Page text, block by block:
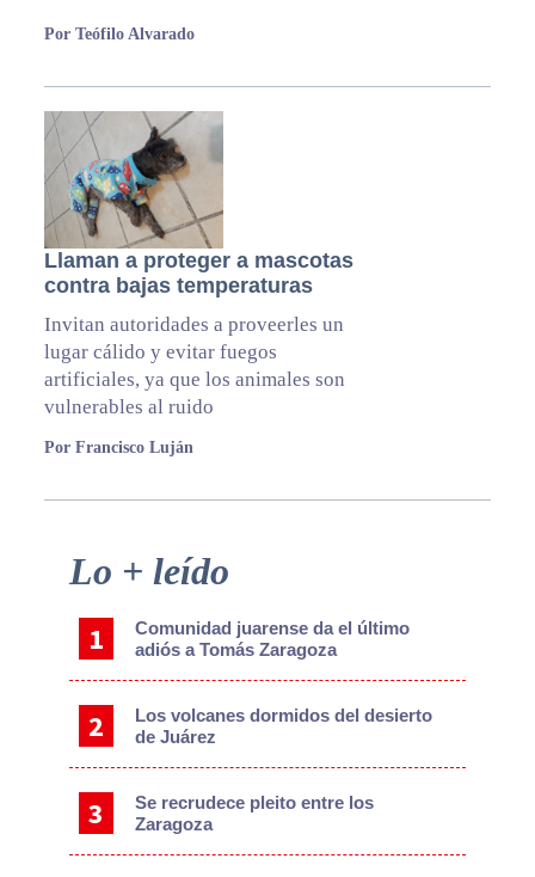
Por Teófilo Alvarado
Llaman a proteger a mascotas
contra bajas temperaturas
Invitan autoridades a proveerles un
lugar cálido y evitar fuegos
artificiales, ya que los animales son
vulnerables al ruido
Por Francisco Luján
Primary
Sidebar
Lo + leído
Comunidad juarense da el último
adiós a Tomás Zaragoza
Los volcanes dormidos del desierto
de Juárez
Se recrudece pleito entre los
Zaragoza